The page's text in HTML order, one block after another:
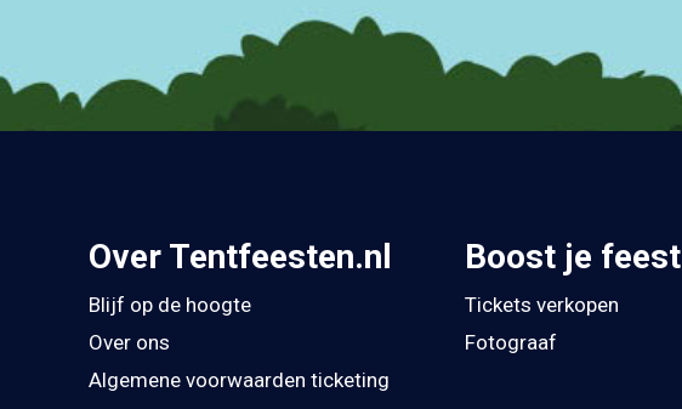
Over Tentfeesten.nl
Blijf op de hoogte
Over ons
Algemene voorwaarden ticketing
Boost je feest
Tickets verkopen
Fotograaf